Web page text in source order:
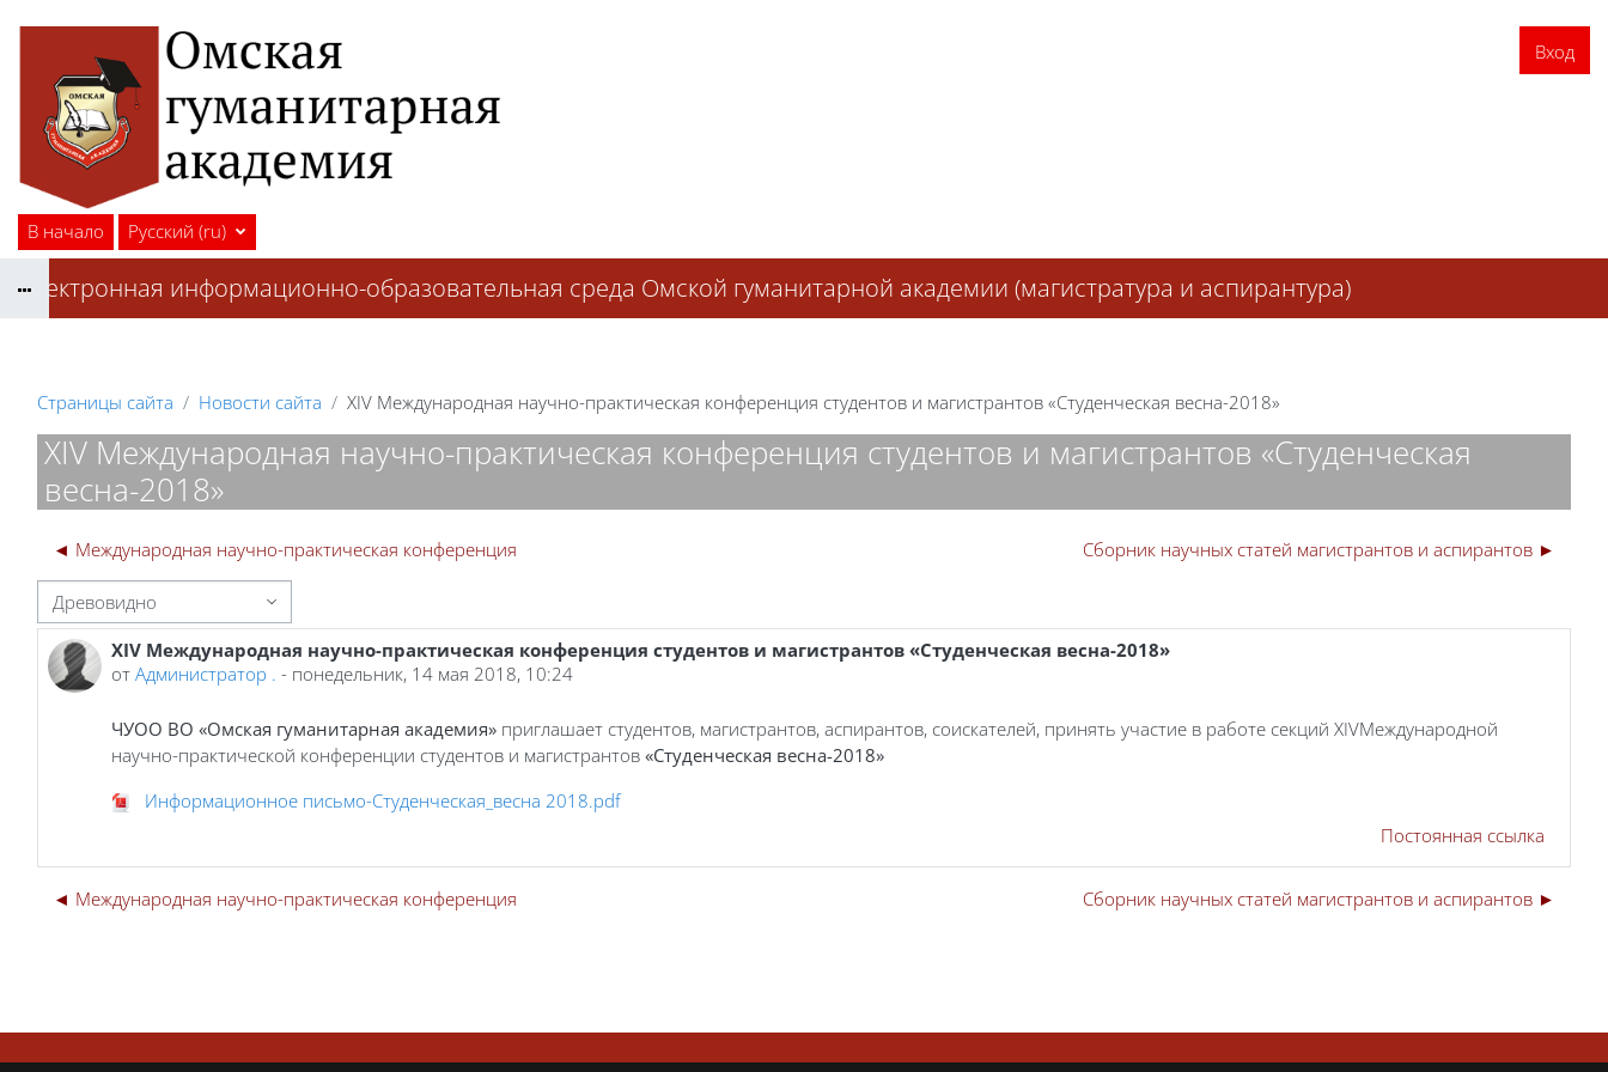
В начало Русский ‎(ru)‎
Вход
Электронная информационно-образовательная среда Омской гуманитарной академии (магистратура и аспирантура)
Страницы сайта Новости сайта XIV Международная научно-практическая конференция студентов и магистрантов «Студенческая весна-2018»
XIV Международная научно-практическая конференция студентов и магистрантов «Студенческая
весна-2018»
◄ Международная научно-практическая конференция Сборник научных статей магистрантов и аспирантов ►
отображения
XIV Международная научно-практическая конференция студентов и магистрантов «Студенческая весна-2018»
от Администратор . - понедельник, 14 мая 2018, 10:24
Количество ответов: 0
ЧУОО ВО «Омская гуманитарная академия» приглашает студентов, магистрантов, аспирантов, соискателей, принять участие в работе секций XIVМеждународной
научно-практической конференции студентов и магистрантов «Студенческая весна-2018»
Информационное письмо-Студенческая_весна 2018.pdf
Постоянная ссылка
◄ Международная научно-практическая конференция Сборник научных статей магистрантов и аспирантов ►